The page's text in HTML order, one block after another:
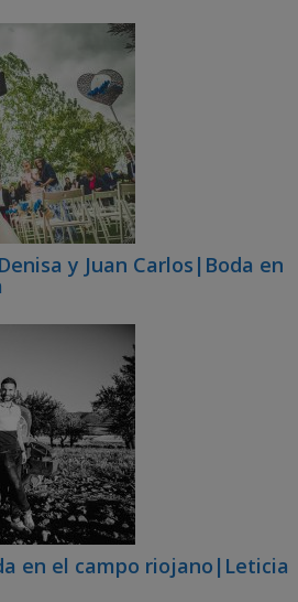
y Juan Carlos|Boda en
en el campo riojano|Leticia